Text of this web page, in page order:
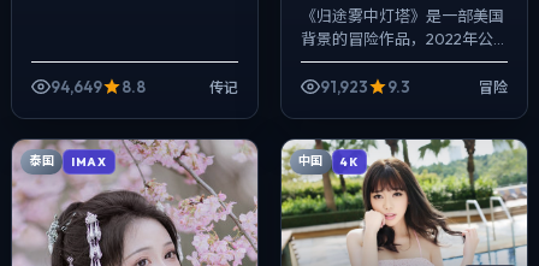
94,649 8.8 传记
《归途雾中灯塔》是一部美国
背景的冒险作品，2022年公
映，由王家卫执导，松田龙
平、菅田将晖、周冬雨等主
91,923 9.3 冒险
泰国 IMAX 中国 4K